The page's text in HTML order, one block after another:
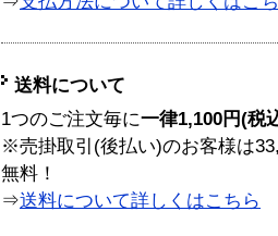
送料について
1つのご注文毎に一律1,100円(税
※売掛取引(後払い)のお客様は
無料！
⇒送料について詳しくはこちら